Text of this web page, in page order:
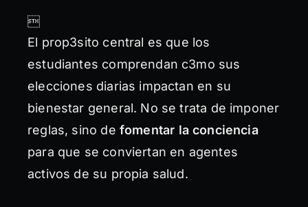

El prop3sito central es que los
estudiantes comprendan c3mo sus
elecciones diarias impactan en su
bienestar general. No se trata de imponer
reglas, sino de fomentar la conciencia
para que se conviertan en agentes
activos de su propia salud.